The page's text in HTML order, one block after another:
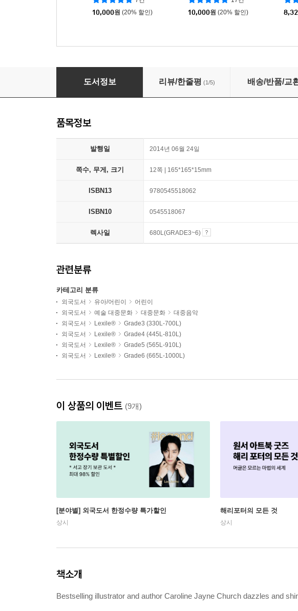
10,000원 (20% 할인)
10,000원 (20% 할인)
Twinkle, Twinkle, Little Star
도서정보 리뷰/한줄평 (1/5) 배송/반품/교
품목정보
발행일 2014년 06월 24일
쪽수, 무게, 크기 12쪽 | 165*165*15mm
ISBN13 9780545518062
ISBN10 0545518067
렉사일 680L(GRADE3~6)
관련분류
카테고리 분류
외국도서 유아/어린이
어린이
외국도서
예술 대중문화 대중문화
대중음악
외국도서
Lexile®
Grade3 (330L-700L)
외국도서
Lexile®
Grade4 (445L-810L)
외국도서
Lexile®
Grade5 (565L-910L)
외국도서
Lexile® Grade6 (665L-1000L)
이 상품의 이벤트 (9개)
[분야별] 외국도서 한정수량 특가할인
상시
해리포터의 모든 것
상시
책소개
Bestselling illustrator and author Caroline Jayne Church dazzles and